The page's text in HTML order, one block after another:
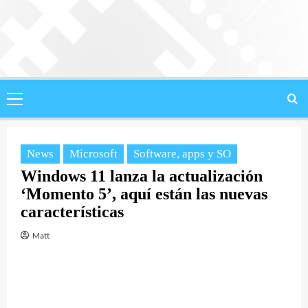
principal
News Microsoft Software, apps y SO
Windows 11 lanza la actualización
‘Momento 5’, aquí están las nuevas
características
Matt